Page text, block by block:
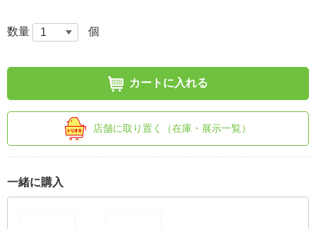
数量 個
カートに入れる
店舗に取り置く（在庫・展示一覧）
一緒に購入